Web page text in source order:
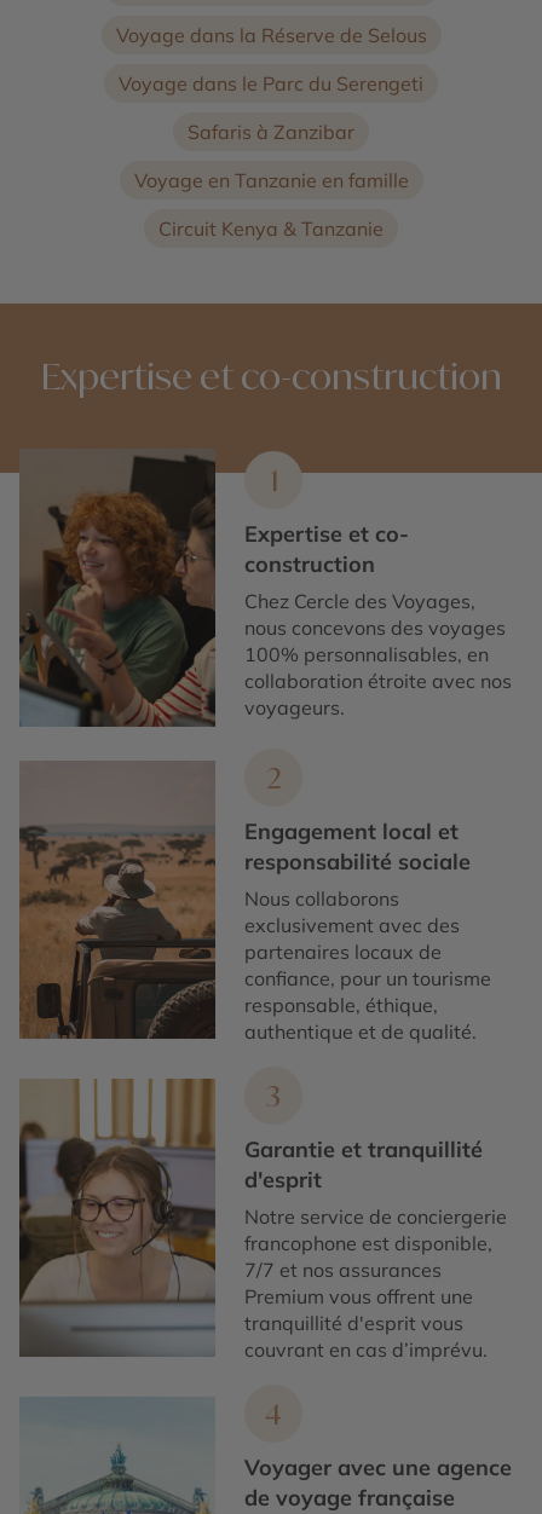
Voyage dans la Réserve de Selous
Voyage dans le Parc du Serengeti
Safaris à Zanzibar
Voyage en Tanzanie en famille
Circuit Kenya & Tanzanie
Expertise et co-construction
1
Expertise et co-
construction
Chez Cercle des Voyages,
nous concevons des voyages
100% personnalisables, en
collaboration étroite avec nos
voyageurs.
2
Engagement local et
responsabilité sociale
Nous collaborons
exclusivement avec des
partenaires locaux de
confiance, pour un tourisme
responsable, éthique,
authentique et de qualité.
3
Garantie et tranquillité
d'esprit
Notre service de conciergerie
francophone est disponible,
7/7 et nos assurances
Premium vous offrent une
tranquillité d'esprit vous
couvrant en cas d’imprévu.
4
Voyager avec une agence
de voyage française